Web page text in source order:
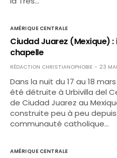
AMÉRIQUE CENTRALE
Ciudad Juarez (Mexique) :
chapelle
RÉDACTION CHRISTIANOPHOBIE 23
Dans la nuit du 17 au 18
été détruite à Urbivilla del
de Ciudad Juarez au
construite peu à peu depuis
communauté catholique…
AMÉRIQUE CENTRALE